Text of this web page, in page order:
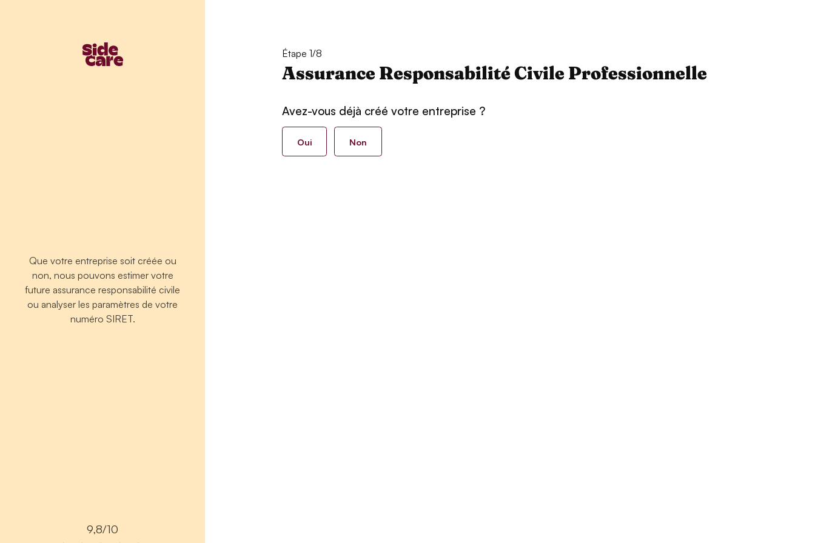
Que votre entreprise soit créée ou
non, nous pouvons estimer votre
future assurance responsabilité civile
ou analyser les paramètres de votre
numéro SIRET.
9,8/10
Étape 1/8
Assurance Responsabilité Civile Professionnelle
Avez-vous déjà créé votre entreprise ?
Oui Non